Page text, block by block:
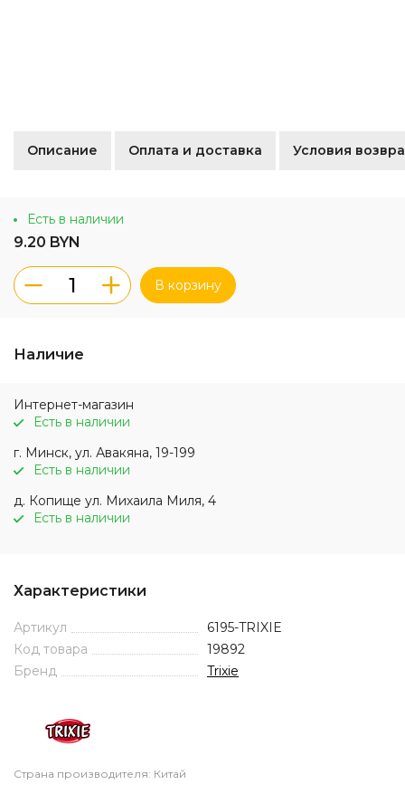
Описание Оплата и доставка Условия
Есть в наличии
9.20 BYN
В корзину
Наличие
Интернет-магазин
Есть в наличии
г. Минск, ул. Авакяна, 19-199
Есть в наличии
д. Копище ул. Михаила Миля, 4
Есть в наличии
Характеристики
Артикул
6195-TRIXIE
Код товара
19892
Бренд
Trixie
Страна производителя: Китай